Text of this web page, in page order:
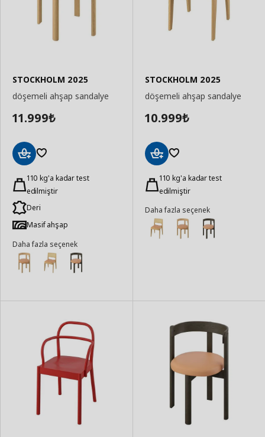
STOCKHOLM 2025
döşemeli ahşap sandalye
11.999₺
Ekle 110 kg'a kadar test
edilmiştir
Deri
Masif ahşap
Daha fazla seçenek
STOCKHOLM 2025
döşemeli ahşap sandalye
10.999₺
Ekle 110 kg'a kadar test
edilmiştir
Daha fazla seçenek